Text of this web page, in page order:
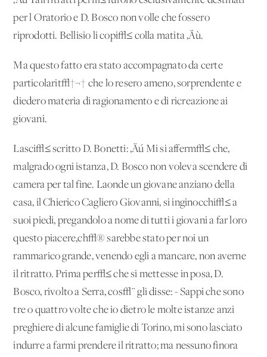
per l'Oratorio e D. Bosco non volle che fossero
riprodotti. Bellisio li copi√≤ colla matita ‚Äù.
Ma questo fatto era stato accompagnato da certe
particolarit√†¬† che lo resero ameno, sorprendente e
diedero materia di ragionamento e di ricreazione ai
giovani.
Lasci√≤ scritto D. Bonetti: ‚Äú Mi si afferm√≤ che,
malgrado ogni istanza, D. Bosco non voleva scendere di
camera per tal fine. Laonde un giovane anziano della
casa, il Chierico Cagliero Giovanni, si inginocchi√≤ a'
suoi piedi, pregandolo a nome di tutti i giovani a far loro
questo piacere,ch√® sarebbe stato per noi un
rammarico grande, venendo egli a mancare, non averne
il ritratto. Prima per√≤ che si mettesse in posa, D.
Bosco, rivolto a Serra, cos√¨ gli disse: - Sappi che sono
tre o quattro volte che io dietro le molte istanze anzi
preghiere di alcune famiglie di Torino, mi sono lasciato
indurre a farmi prendere il ritratto; ma nessuno finora